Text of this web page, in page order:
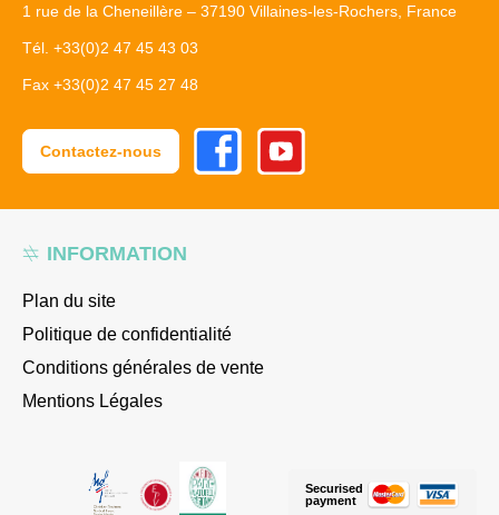
INFORMATION
Plan du site
Politique de confidentialité
Conditions générales de vente
Mentions Légales
1 rue de la Cheneillère – 37190 Villaines-les-Rochers, France
Tél. +33(0)2 47 45 43 03
Fax +33(0)2 47 45 27 48
Securised
payment
Contactez-nous
FacebookYoutube